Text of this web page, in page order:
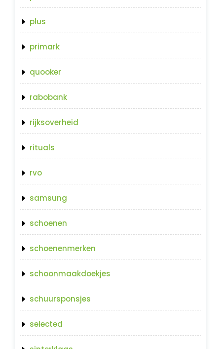
plus
primark
quooker
rabobank
rijksoverheid
rituals
rvo
samsung
schoenen
schoenenmerken
schoonmaakdoekjes
schuursponsjes
selected